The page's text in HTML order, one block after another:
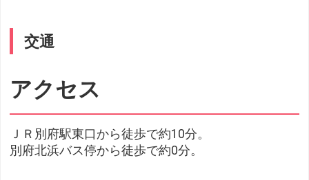
交通
アクセス
ＪＲ別府駅東口から徒歩で約10分。
別府北浜バス停から徒歩で約0分。